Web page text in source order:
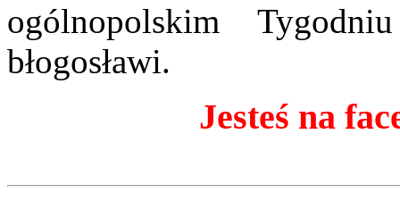
ogólnopolskim
błogosławi.
Jesteś na